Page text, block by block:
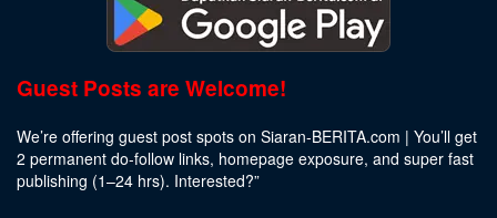
Guest Posts are Welcome!
We’re offering guest post spots on Siaran-BERITA.com | You’ll get
2 permanent do-follow links, homepage exposure, and super fast
publishing (1–24 hrs). Interested?”